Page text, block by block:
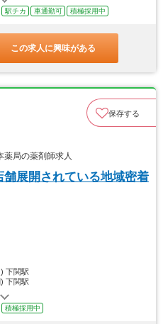
駅チカ 車通勤可 積極採用中
この求人に興味がある
保存する
局の薬剤師求人
展開されている地域密着
下関駅
下関駅
積極採用中